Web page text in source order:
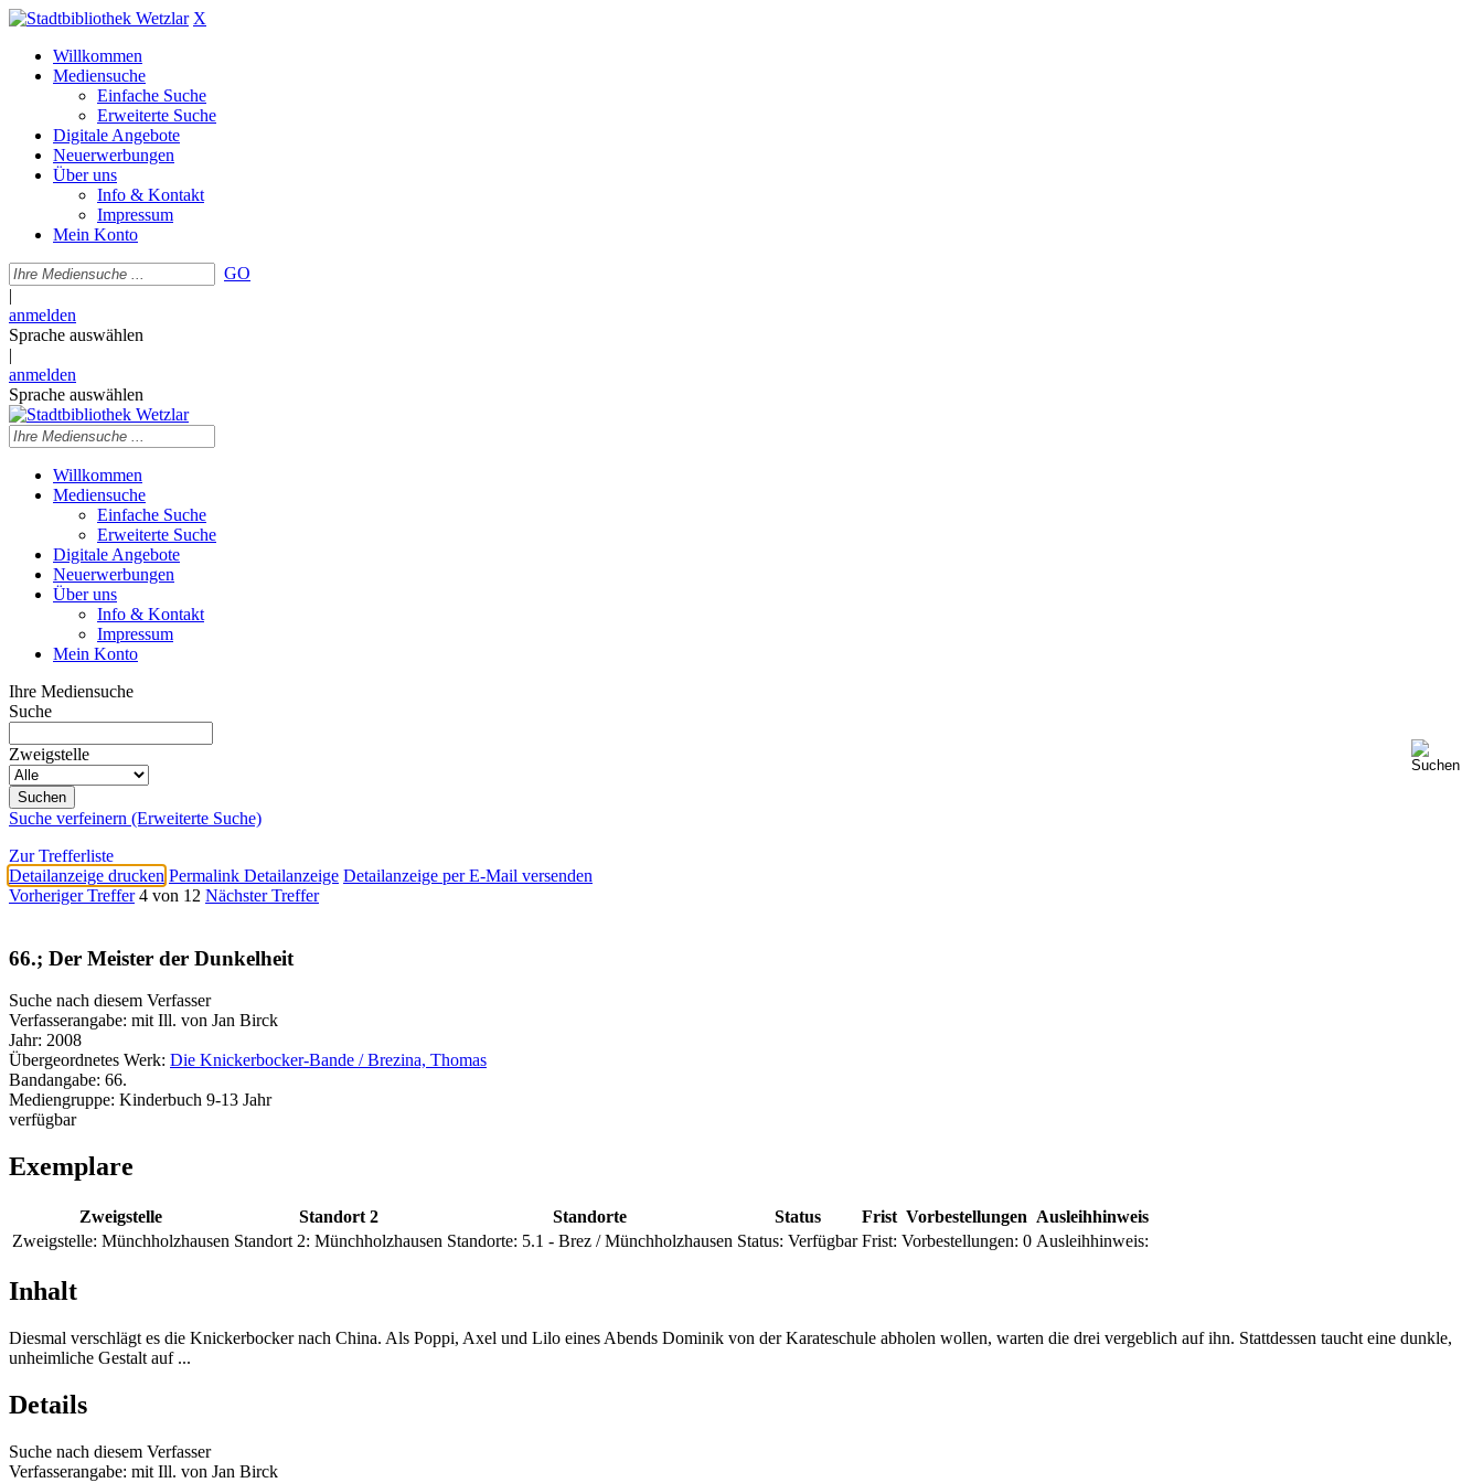
X
Willkommen
Mediensuche
Einfache Suche
Erweiterte Suche
Digitale Angebote
Neuerwerbungen
Über uns
Info & Kontakt
Impressum
Mein Konto
GO
|
anmelden
Sprache auswählen
|
anmelden
Sprache auswählen
Willkommen
Mediensuche
Einfache Suche
Erweiterte Suche
Digitale Angebote
Neuerwerbungen
Über uns
Info & Kontakt
Impressum
Mein Konto
Ihre Mediensuche
Suche
Zweigstelle
Suche verfeinern (Erweiterte Suche)
Zur Trefferliste
Detailanzeige drucken Permalink Detailanzeige Detailanzeige per E-Mail versenden
Vorheriger Treffer 4 von 12 Nächster Treffer
66.; Der Meister der Dunkelheit
Suche nach diesem Verfasser
Verfasserangabe: mit Ill. von Jan Birck
Jahr: 2008
Übergeordnetes Werk: Die Knickerbocker-Bande / Brezina, Thomas
Bandangabe: 66.
Mediengruppe: Kinderbuch 9-13 Jahr
verfügbar
Exemplare
Zweigstelle Standort 2 Standorte Status Frist Vorbestellungen Ausleihhinweis
Zweigstelle: Münchholzhausen Standort 2: Münchholzhausen Standorte: 5.1 - Brez / Münchholzhausen Status: Verfügbar Frist: Vorbestellungen: 0 Ausleihhinweis:
Inhalt
Diesmal verschlägt es die Knickerbocker nach China. Als Poppi, Axel und Lilo eines Abends Dominik von der Karateschule abholen wollen, warten die drei vergeblich auf ihn. Stattdessen taucht eine dunkle,
unheimliche Gestalt auf ...
Details
Suche nach diesem Verfasser
Verfasserangabe: mit Ill. von Jan Birck